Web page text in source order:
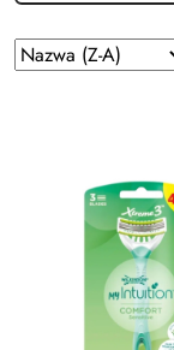
Zastosowano
sortowanie:
Sortuj
według